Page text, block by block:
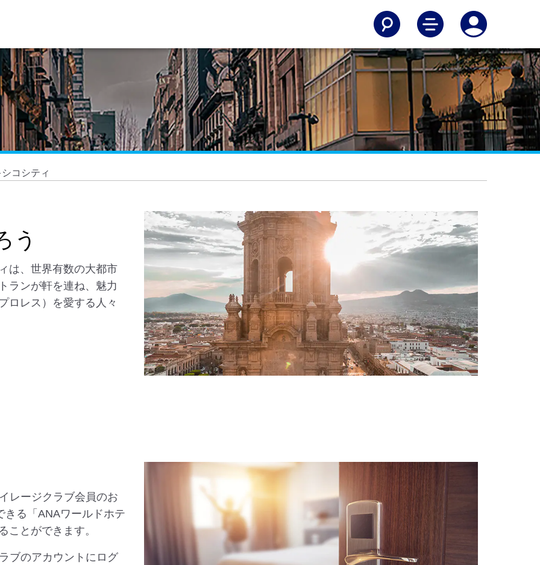
コシティ
う
は、世界有数の大都市
ランが軒を連ね、魅力
ロレス）を愛する人々
レージクラブ会員のお
きる「ANAワールドホテ
ことができます。
ブのアカウントにログ